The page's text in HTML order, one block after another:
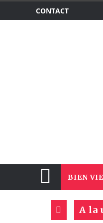
CONTACT
BIEN
A la